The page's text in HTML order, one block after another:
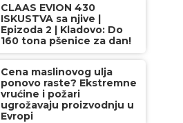
CLAAS EVION 430
ISKUSTVA sa njive |
Epizoda 2 | Kladovo: Do
160 tona pšenice za dan!
Cena maslinovog ulja
ponovo raste? Ekstremne
vrućine i požari
ugrožavaju proizvodnju u
Evropi